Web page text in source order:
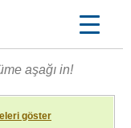
aşağı in!
göster